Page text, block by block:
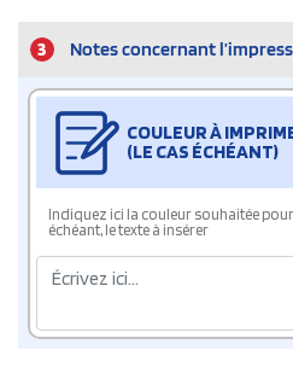
3 Notes concernant
COULEUR À
(LE CAS ÉCHÉANT)
Indiquez ici la couleur souhaitée
échéant, le texte à insérer